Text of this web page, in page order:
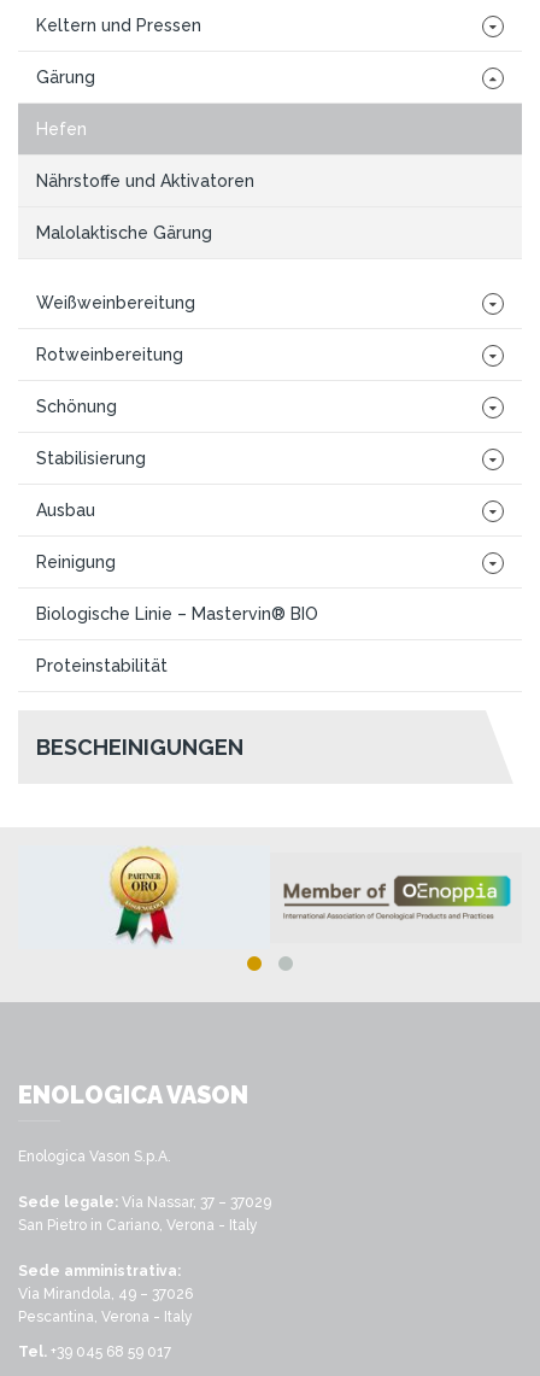
Keltern und Pressen
Gärung
Hefen
Nährstoffe und Aktivatoren
Malolaktische Gärung
Weißweinbereitung
Rotweinbereitung
Schönung
Stabilisierung
Ausbau
Reinigung
Biologische Linie – Mastervin® BIO
Proteinstabilität
BESCHEINIGUNGEN
ENOLOGICA VASON
Enologica Vason S.p.A.
Sede legale: Via Nassar, 37 – 37029
San Pietro in Cariano, Verona - Italy
Sede amministrativa:
Via Mirandola, 49 – 37026
Pescantina, Verona - Italy
Tel. +39 045 68 59 017